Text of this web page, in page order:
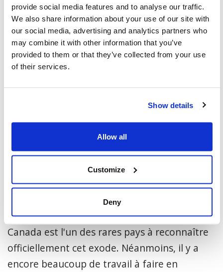
provide social media features and to analyse our traffic.
We also share information about your use of our site with
our social media, advertising and analytics partners who
may combine it with other information that you’ve
provided to them or that they’ve collected from your use
of their services.
Show details
Allow all
Customize
Deny
sensibiliser les gens à cette partie de notre
histoire. L'expositionL'Exode oublié
s'accompagne du don deSephardi Voices
collectionVictor et Edna Mashaal
de la communauté sépharade-mizrahi
canadienne, qui sera déposée aux Archives
En 2014, le gouvernement d'Israël a désigné
le 30 novembre comme Journée de
commémoration de l'exode et de l'expulsion
des Juifs des pays arabes et d'Iran, et le
Canada est l'un des rares pays à reconnaître
officiellement cet exode. Néanmoins, il y a
encore beaucoup de travail à faire en